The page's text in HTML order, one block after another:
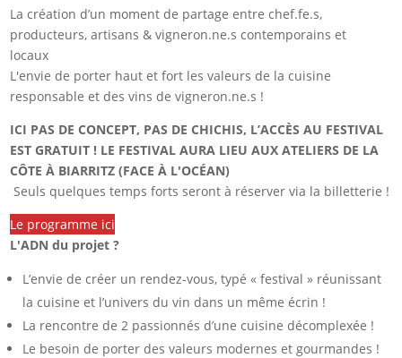
La création d’un moment de partage entre chef.fe.s,
producteurs, artisans & vigneron.ne.s contemporains et
locaux
L'envie de porter haut et fort les valeurs de la cuisine
responsable et des vins de vigneron.ne.s !
ICI PAS DE CONCEPT, PAS DE CHICHIS, L’ACCÈS AU FESTIVAL
EST GRATUIT ! LE FESTIVAL AURA LIEU AUX ATELIERS DE LA
CÔTE À BIARRITZ (FACE À L'OCÉAN)
Seuls quelques temps forts seront à réserver via la billetterie !
Le programme ici
L'ADN du projet ?
L’envie de créer un rendez-vous, typé « festival » réunissant
la cuisine et l’univers du vin dans un même écrin !
La rencontre de 2 passionnés d’une cuisine décomplexée !
Le besoin de porter des valeurs modernes et gourmandes !